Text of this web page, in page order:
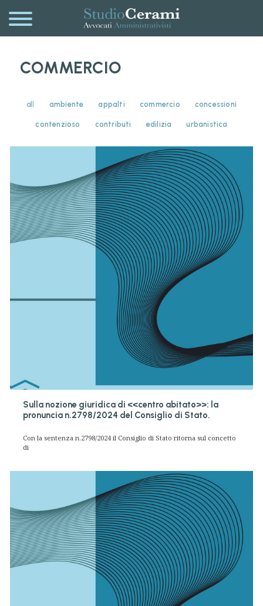
COMMERCIO
all ambiente appalti commercio concessioni
contenzioso contributi edilizia urbanistica
Sulla nozione giuridica di <<centro abitato>>: la
pronuncia n.2798/2024 del Consiglio di Stato.
Con la sentenza n.2798/2024 il Consiglio di Stato ritorna sul concetto
di